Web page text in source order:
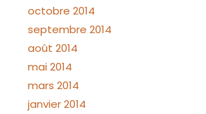
octobre 2014
septembre 2014
août 2014
mai 2014
mars 2014
janvier 2014